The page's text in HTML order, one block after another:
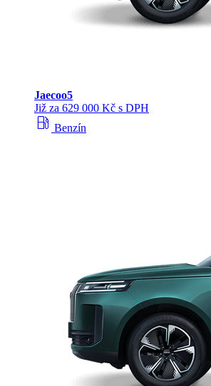
Jaecoo5
Již za 629 000 Kč s DPH
local_gas_station Benzín